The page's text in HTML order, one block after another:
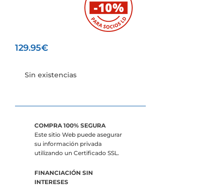
129.95€
Sin existencias
COMPRA 100% SEGURA
Este sitio Web puede asegurar
su información privada
utilizando un Certificado SSL.
FINANCIACIÓN SIN
INTERESES